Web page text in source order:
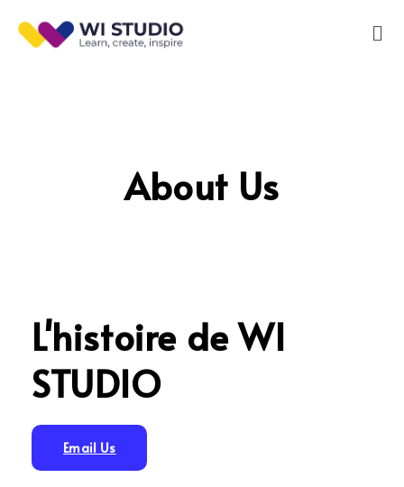
About Us
L'histoire de WI
STUDIO
Email Us